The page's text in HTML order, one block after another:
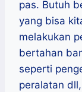
pas. Butuh
yang bisa
melakukan
bertahan
seperti
peralatan